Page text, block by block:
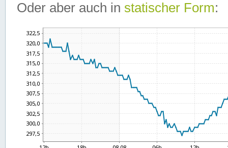
Oder aber auch in statischer Form: